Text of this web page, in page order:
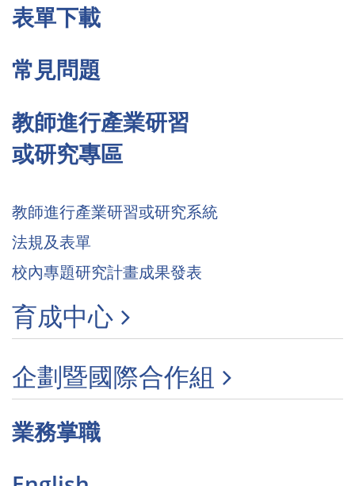
表單下載
常見問題
教師進行產業研習
或研究專區
教師進行產業研習或研究系統
法規及表單
校內專題研究計畫成果發表
育成中心
企劃暨國際合作組
業務掌職